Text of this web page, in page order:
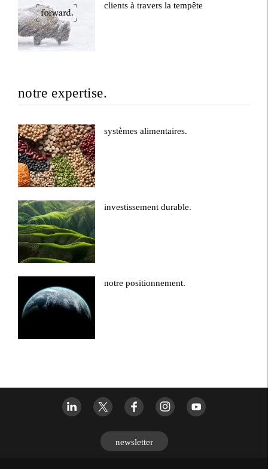
clients à travers la tempête
notre expertise.
systèmes alimentaires.
investissement durable.
notre positionnement.
newsletter